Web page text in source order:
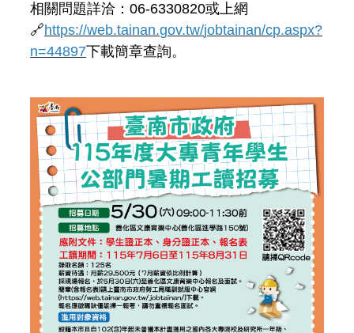
相 關 問題詳洽 ： 06-6330820或上網
🔗https://web.tainan.gov.tw/jobtainan/cp.aspx?
n=44897下載簡章查詢。